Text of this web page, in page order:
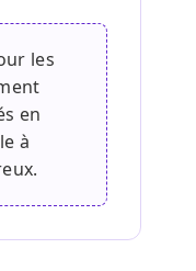
les
en
à